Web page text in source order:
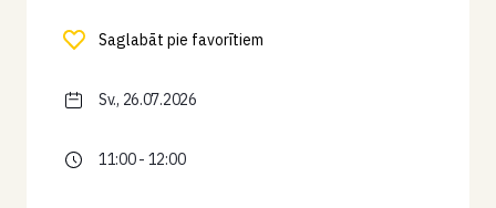
Saglabāt pie favorītiem
Sv., 26.07.2026
11:00 - 12:00